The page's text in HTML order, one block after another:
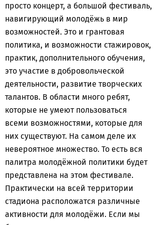
просто концерт, а большой фестиваль,
навигирующий молодёжь в мир
возможностей. Это и грантовая
политика, и возможности стажировок,
практик, дополнительного обучения,
это участие в добровольческой
деятельности, развитие творческих
талантов. В области много ребят,
которые не умеют пользоваться
всеми возможностями, которые для
них существуют. На самом деле их
невероятное множество. То есть вся
палитра молодёжной политики будет
представлена на этом фестивале.
Практически на всей территории
стадиона расположатся различные
активности для молодёжи. Если мы